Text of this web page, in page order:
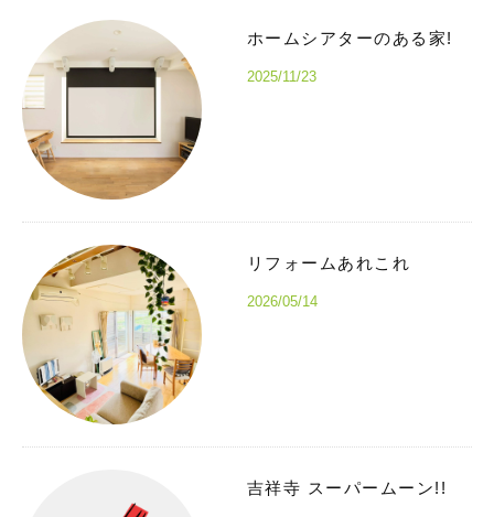
ホームシアターのある家!
2025/11/23
リフォームあれこれ
2026/05/14
吉祥寺 スーパームーン!!